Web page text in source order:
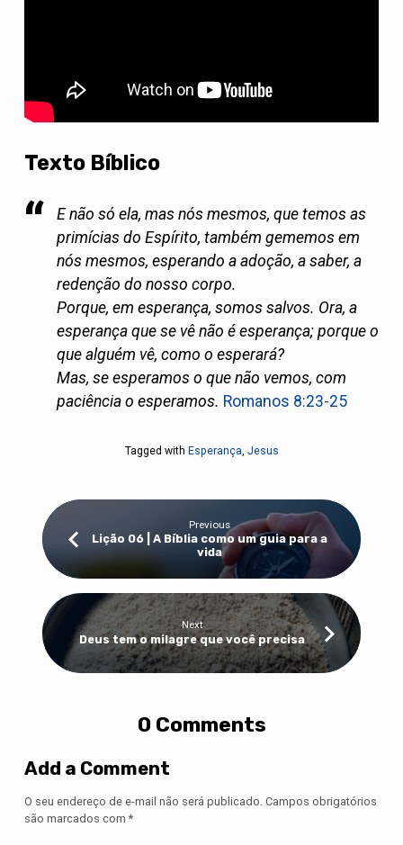
Texto Bíblico
E não só ela, mas nós mesmos, que temos as
primícias do Espírito, também gememos em
nós mesmos, esperando a adoção, a saber, a
redenção do nosso corpo.
Porque, em esperança, somos salvos. Ora, a
esperança que se vê não é esperança; porque o
que alguém vê, como o esperará?
Mas, se esperamos o que não vemos, com
paciência o esperamos. Romanos 8:23-25
Tagged with Esperança Jesus
Previous
Lição 06 | A Bíblia como um guia para a
vida
Next
Deus tem o milagre que você precisa
0 Comments
Add a Comment
O seu endereço de e-mail não será publicado. Campos obrigatórios
são marcados com *